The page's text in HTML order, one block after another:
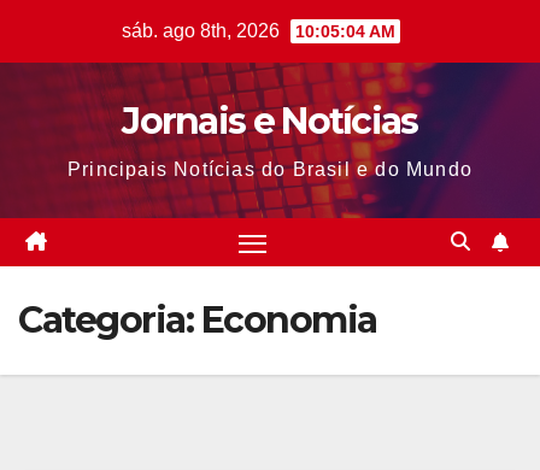
sáb. ago 8th, 2026 10:05:05 AM
Jornais e Notícias
Principais Notícias do Brasil e do Mundo
Categoria: Economia